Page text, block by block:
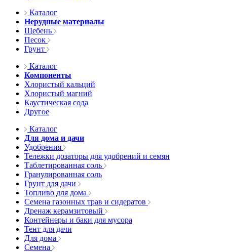
Каталог
Нерудные материалы
Щебень
Песок
Грунт
Каталог
Компоненты
Хлористый кальций
Хлористый магний
Каустическая сода
Другое
Каталог
Для дома и дачи
Удобрения
Тележки дозаторы для удобрений и семян
Таблетированная соль
Гранулированная соль
Грунт для дачи
Топливо для дома
Семена газонных трав и сидератов
Дренаж керамзитовый
Контейнеры и баки для мусора
Тент для дачи
Для дома
Семена